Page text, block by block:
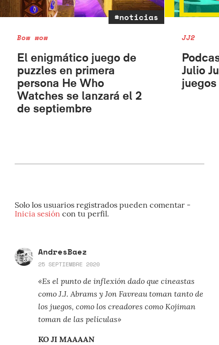
#noticias
Bow wow
El enigmático juego de
puzzles en primera
persona He Who
Watches se lanzará el 2
de septiembre
JJ2
Julio
Solo los usuarios registrados pueden comentar -
Inicia sesión con tu perfil.
AndresBaez
25 SEPTIEMBRE 2020
«Es el punto de inflexión dado que cineastas
como J.J. Abrams y Jon Favreau toman tanto de
los juegos, como los creadores como Kojiman
toman de las películas»
KO JI MAAAAN